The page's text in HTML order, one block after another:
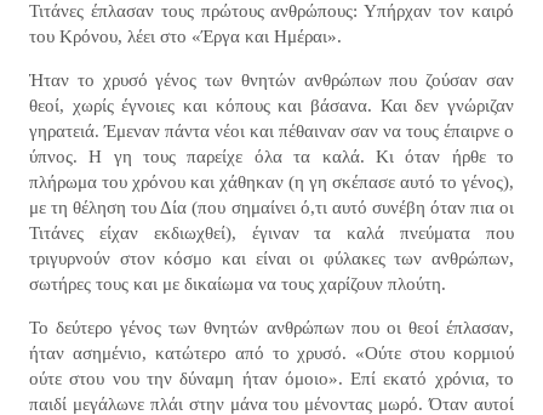
Τιτάνες έπλασαν τους πρώτους ανθρώπους: Υπήρχαν τον καιρό
του Κρόνου, λέει στο «Έργα και Ημέραι».
Ήταν το χρυσό γένος των θνητών ανθρώπων που ζούσαν σαν
θεοί, χωρίς έγνοιες και κόπους και βάσανα. Και δεν γνώριζαν
γηρατειά. Έμεναν πάντα νέοι και πέθαιναν σαν να τους έπαιρνε ο
ύπνος. Η γη τους παρείχε όλα τα καλά. Κι όταν ήρθε το
πλήρωμα του χρόνου και χάθηκαν (η γη σκέπασε αυτό το γένος),
με τη θέληση του Δία (που σημαίνει ό,τι αυτό συνέβη όταν πια οι
Τιτάνες είχαν εκδιωχθεί), έγιναν τα καλά πνεύματα που
τριγυρνούν στον κόσμο και είναι οι φύλακες των ανθρώπων,
σωτήρες τους και με δικαίωμα να τους χαρίζουν πλούτη.
Το δεύτερο γένος των θνητών ανθρώπων που οι θεοί έπλασαν,
ήταν ασημένιο, κατώτερο από το χρυσό. «Ούτε στου κορμιού
ούτε στου νου την δύναμη ήταν όμοιο». Επί εκατό χρόνια, το
παιδί μεγάλωνε πλάι στην μάνα του μένοντας μωρό. Όταν αυτοί